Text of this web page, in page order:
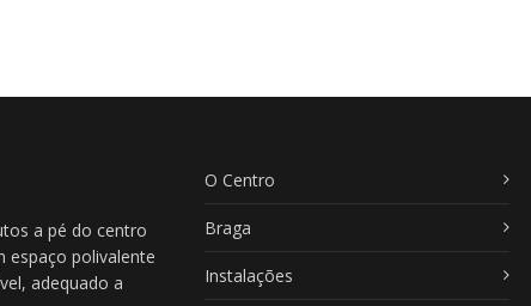
a pé do centro
espaço polivalente
adequado a
O Centro
Braga
Instalações